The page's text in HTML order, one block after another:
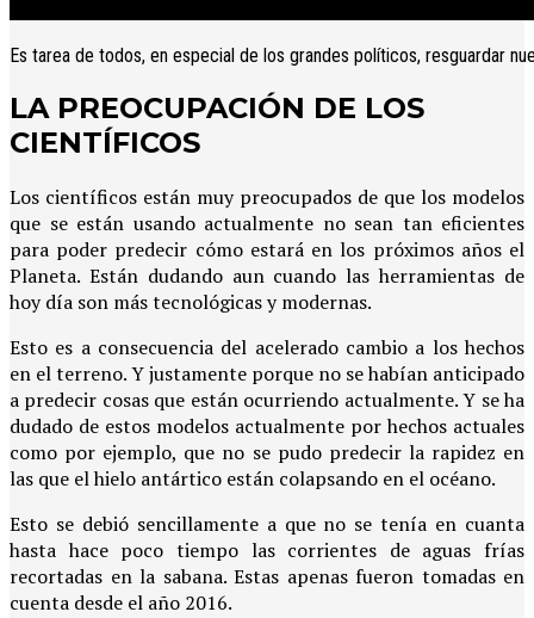
Es tarea de todos, en especial de los grandes políticos, resguardar
LA PREOCUPACIÓN DE LOS
CIENTÍFICOS
Los científicos están muy preocupados de que los modelos
que se están usando actualmente no sean tan eficientes
para poder predecir cómo estará en los próximos años el
Planeta. Están dudando aun cuando las herramientas de
hoy día son más tecnológicas y modernas.
Esto es a consecuencia del acelerado cambio a los hechos
en el terreno. Y justamente porque no se habían anticipado
a predecir cosas que están ocurriendo actualmente. Y se ha
dudado de estos modelos actualmente por hechos actuales
como por ejemplo, que no se pudo predecir la rapidez en
las que el hielo antártico están colapsando en el océano.
Esto se debió sencillamente a que no se tenía en cuanta
hasta hace poco tiempo las corrientes de aguas frías
recortadas en la sabana. Estas apenas fueron tomadas en
cuenta desde el año 2016.